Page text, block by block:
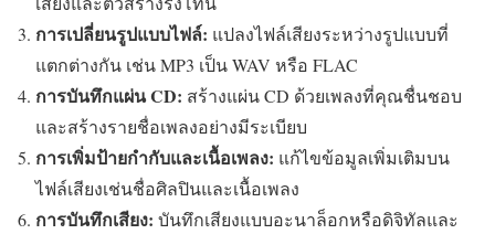
การเปลี่ยนรูปแบบไฟล์: แปลงไฟล์เสียงระหว่างรูปแบบที่
แตกต่างกัน เช่น MP3 เป็น WAV หรือ FLAC
การบันทึกแผ่น CD: สร้างแผ่น CD ด้วยเพลงที่คุณชื่นชอบ
และสร้างรายชื่อเพลงอย่างมีระเบียบ
การเพิ่มป้ายกำกับและเนื้อเพลง: แก้ไขข้อมูลเพิ่มเติมบน
ไฟล์เสียงเช่นชื่อศิลปินและเนื้อเพลง
การบันทึกเสียง: บันทึกเสียงแบบอะนาล็อกหรือดิจิทัลและ